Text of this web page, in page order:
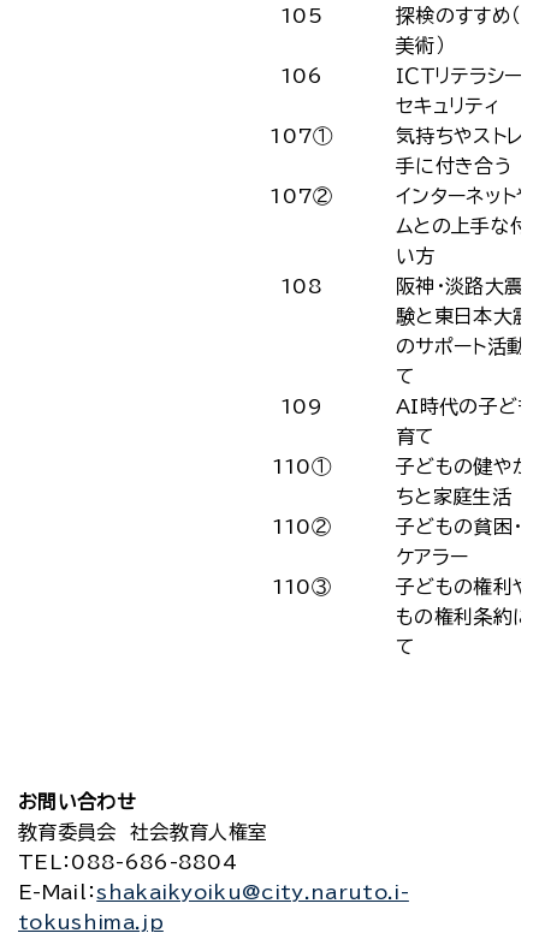
105
探検のすすめ（
美術）
106
ＩＣＴリテラシー
セキュリティ
107①
気持ちやストレ
手に付き合う
107②
インターネット
ムとの上手な付
い方
108
阪神・淡路大震
験と東日本大震
のサポート活動
て
109
AI時代の子ども
育て
110①
子どもの健やか
ちと家庭生活
110②
子どもの貧困・
ケアラー
110③
子どもの権利や
もの権利条約に
て
お問い合わせ
教育委員会 社会教育人権室
TEL
：088-686-8804
E-Mail
： shakaikyoiku@city.naruto.i-
tokushima.jp